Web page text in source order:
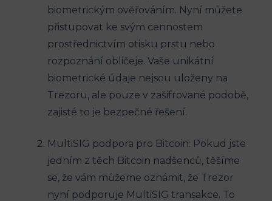
biometrickým ověřováním. Nyní můžete
přistupovat ke svým cennostem
prostřednictvím otisku prstu nebo
rozpoznání obličeje. Vaše unikátní
biometrické údaje nejsou uloženy na
Trezoru, ale pouze v zašifrované podobě,
zajisté to je bezpečné řešení.
MultiSIG podpora pro Bitcoin: Pokud jste
jedním z těch Bitcoin nadšenců, těšíme
se, že vám můžeme oznámit, že Trezor
nyní podporuje MultiSIG transakce. To